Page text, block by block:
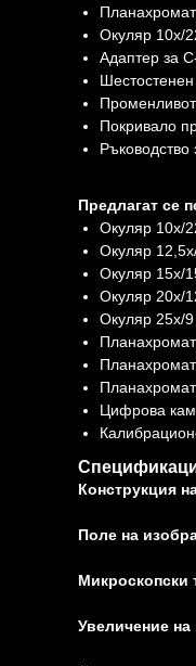
Окуляр 10x/
Адаптер за
Покривало
Ръководство
Предлагат се
Окуляр 10x/
Окуляр
Окуляр 15x/
Окуляр 20x/
Окуляр 25x/
Цифрова
Конструкция
Поле на
Микроскопски
Увеличение на